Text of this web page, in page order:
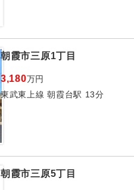
朝霞市三原1丁目
3,180万円
東武東上線 朝霞台駅 13分
朝霞市三原5丁目